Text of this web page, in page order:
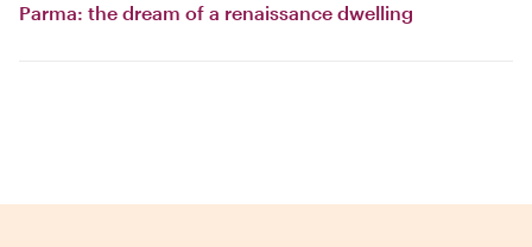
Parma: the dream of a renaissance dwelling